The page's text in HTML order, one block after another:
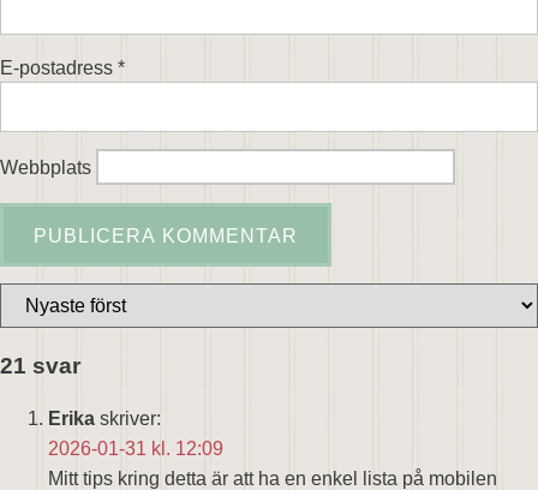
E-postadress *
Webbplats
21 svar
Erika skriver:
2026-01-31 kl. 12:09
Mitt tips kring detta är att ha en enkel lista på mobilen